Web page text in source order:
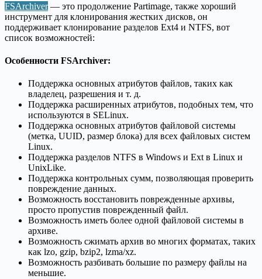
FSArchiver — это продолжение Partimage, также хороший
инструмент для клонирования жестких дисков, он
поддерживает клонирование разделов Ext4 и NTFS, вот
список возможностей:
Особенности FSArchiver:
Поддержка основных атрибутов файлов, таких как
владелец, разрешения и т. д.
Поддержка расширенных атрибутов, подобных тем, что
используются в SELinux.
Поддержка основных атрибутов файловой системы
(метка, UUID, размер блока) для всех файловых систем
Linux.
Поддержка разделов NTFS в Windows и Ext в Linux и
UnixLike.
Поддержка контрольных сумм, позволяющая проверить
повреждение данных.
Возможность восстановить поврежденные архивы,
просто пропустив поврежденный файл.
Возможность иметь более одной файловой системы в
архиве.
Возможность сжимать архив во многих форматах, таких
как lzo, gzip, bzip2, lzma/xz.
Возможность разбивать большие по размеру файлы на
меньшие.